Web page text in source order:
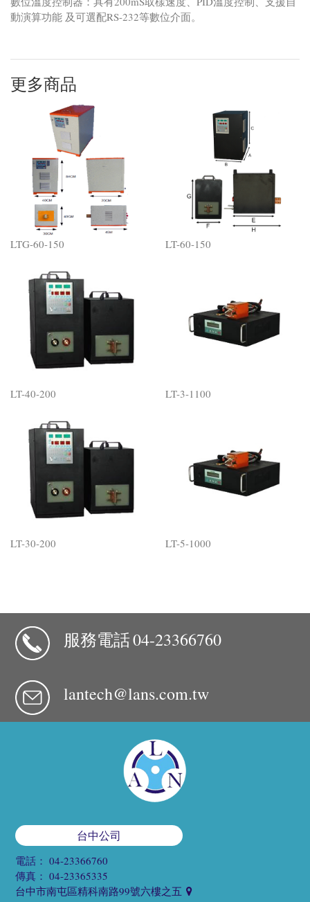
動演算功能 及可選配RS-232等數位介面。
更多商品
LTG-60-150 LT-60-150
LT-40-200 LT-3-1100
LT-30-200 LT-5-1000
服務電話04-23366760
lantech@lans.com.tw
台中公司
電話：04-23366760
傳真：04-23365335
台中市南屯區精科南路99號六樓之五